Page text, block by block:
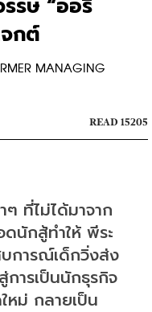
จกต์
MANAGING
READ 15205
ๆ ที่ไม่ได้มาจาก
นักสู้ทำให้ พีระ
บการณ์เด็กวิ่งส่ง
การเป็นนักธุรกิจ
หม่ กลายเป็น